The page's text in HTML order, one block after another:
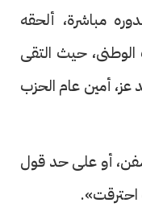
مباشرة، ألحقه
حيث التقى
عز، أمين عام الحزب
أو على حد قول